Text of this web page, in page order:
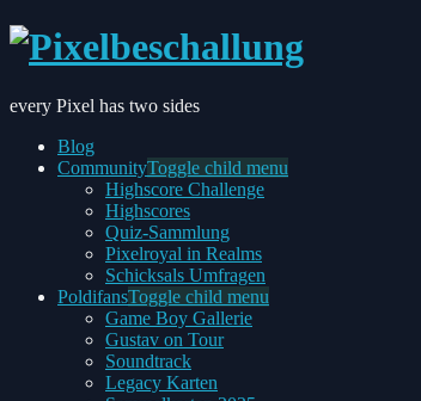
every Pixel has two sides
Blog
CommunityToggle child menu
Highscore Challenge
Highscores
Quiz-Sammlung
Pixelroyal in Realms
Schicksals Umfragen
PoldifansToggle child menu
Game Boy Gallerie
Gustav on Tour
Soundtrack
Legacy Karten